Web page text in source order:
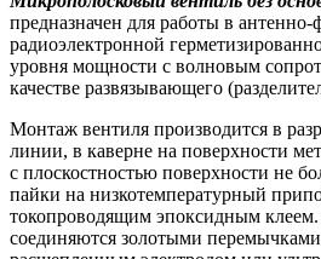
предназначен для работы в
радиоэлектронной
уровня мощности с волновым
качестве развязывающего
Монтаж вентиля производится в
линии, в каверне на поверхности
с плоскостностью поверхности не
пайки на низкотемпературный
токопроводящим эпоксидным
соединяются золотыми